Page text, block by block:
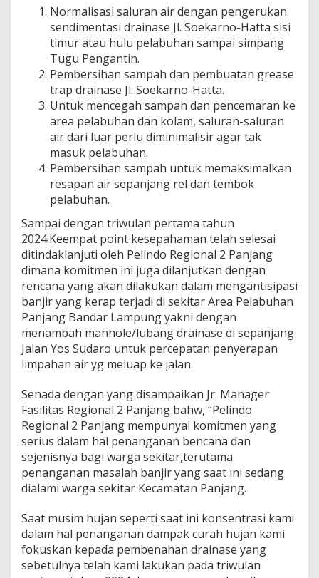
s
e
,
U
p
a
a
T
a
n
g
g
u
l
g
i
B
n
j
i
Normalisasi saluran air dengan pengerukan
sendimentasi drainase Jl. Soekarno-Hatta sisi
timur atau hulu pelabuhan sampai simpang
Tugu Pengantin.
Pembersihan sampah dan pembuatan grease
trap drainase Jl. Soekarno-Hatta.
Untuk mencegah sampah dan pencemaran ke
area pelabuhan dan kolam, saluran-saluran
air dari luar perlu diminimalisir agar tak
masuk pelabuhan.
Pembersihan sampah untuk memaksimalkan
resapan air sepanjang rel dan tembok
pelabuhan.
Sampai dengan triwulan pertama tahun
2024.Keempat point kesepahaman telah selesai
ditindaklanjuti oleh Pelindo Regional 2 Panjang
dimana komitmen ini juga dilanjutkan dengan
rencana yang akan dilakukan dalam mengantisipasi
banjir yang kerap terjadi di sekitar Area Pelabuhan
Panjang Bandar Lampung yakni dengan
menambah manhole/lubang drainase di sepanjang
Jalan Yos Sudaro untuk percepatan penyerapan
limpahan air yg meluap ke jalan.
Senada dengan yang disampaikan Jr. Manager
Fasilitas Regional 2 Panjang bahw, “Pelindo
Regional 2 Panjang mempunyai komitmen yang
serius dalam hal penanganan bencana dan
sejenisnya bagi warga sekitar,terutama
penanganan masalah banjir yang saat ini sedang
dialami warga sekitar Kecamatan Panjang.
Saat musim hujan seperti saat ini konsentrasi kami
dalam hal penanganan dampak curah hujan kami
fokuskan kepada pembenahan drainase yang
sebetulnya telah kami lakukan pada triwulan